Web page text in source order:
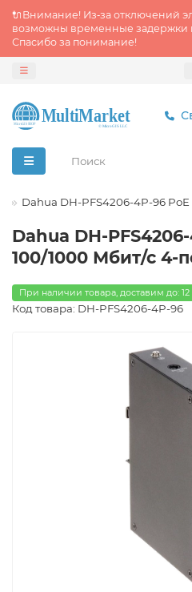
🔌Внимание! Из‑за отключений
возможны временные задержки
Спасибо за понимание!
Dahua DH-PFS4206-4P-96
Dahua DH-
100/1000 Мбит/с 4-
При наличии товара, доставим до: 12
Код товара: DH-PFS4206-4P-96